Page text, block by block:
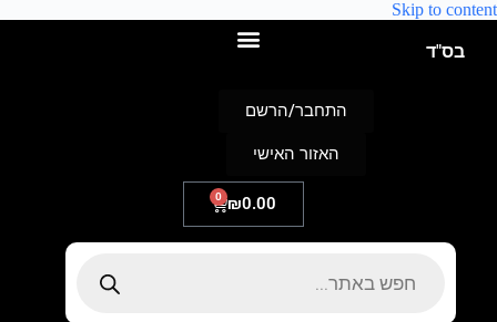
Skip to content
בס"ד
₪0.00
0
התחבר/הרשם
האזור האישי